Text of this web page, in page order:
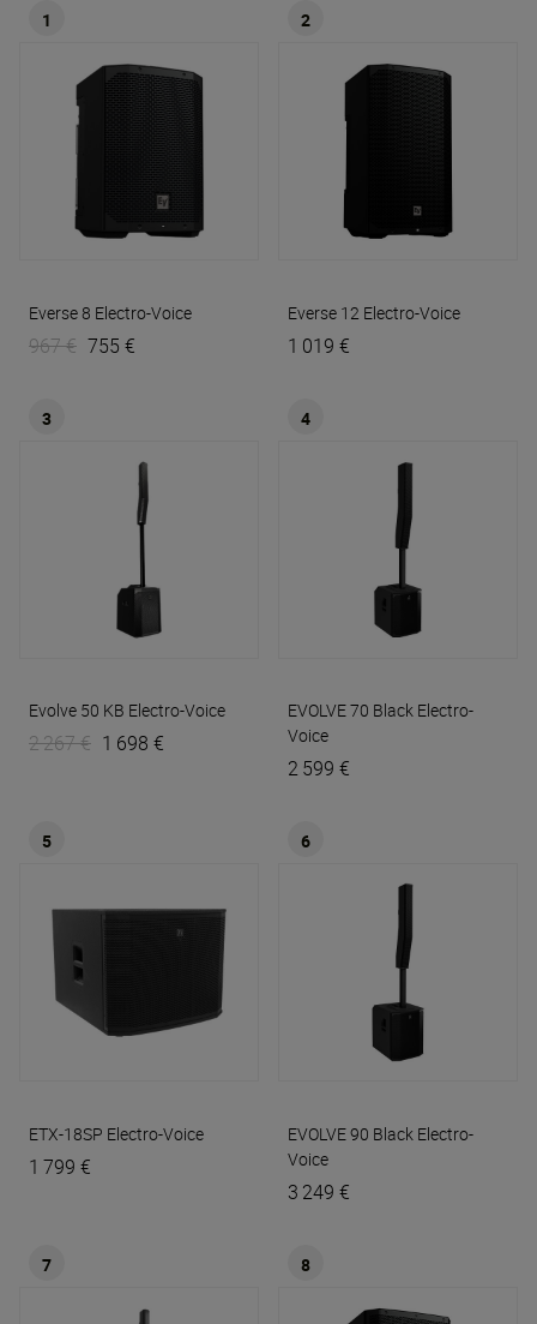
1
Everse 8 Electro-Voice
967 € 755 €
2
Everse 12 Electro-Voice
1 019 €
3
Evolve 50 KB Electro-Voice
2 267 € 1 698 €
4
EVOLVE 70 Black Electro-
Voice
2 599 €
5
ETX-18SP Electro-Voice
1 799 €
6
EVOLVE 90 Black Electro-
Voice
3 249 €
7 8